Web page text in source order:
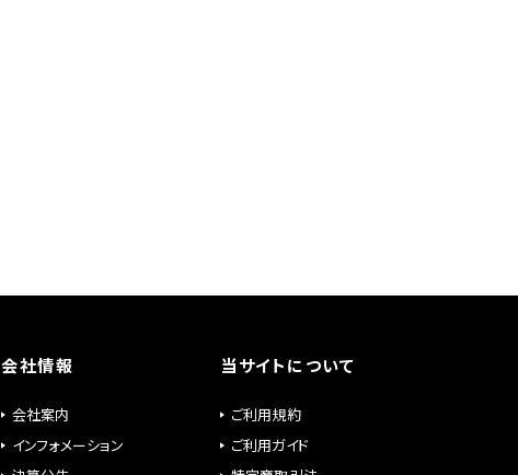
会社情報
会社案内
インフォメーション
当サイトについて
ご利用規約
ご利用ガイド